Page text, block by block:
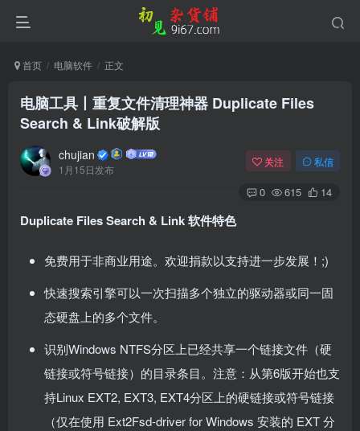
首页 电脑软件 正文
电脑工具丨重复文件清理神器 Duplicate Files
Search & Link破解版
chujian
1月15日发布
关注 私信
0 615 14
Duplicate Files Search & Link 软件特色
免费用于非商业用途。欢迎捐款以支持进一步发展！;)
快速搜索引擎可以一次扫描多个独立的驱动器或同一固
态硬盘上的多个文件。
识别Windows NTFS分区上已经共享一个链接文件（硬
链接或符号链接）的目录条目。注意：从第6版开始也支
持Linux EXT2, EXT3, EXT4分区上的硬链接或符号链接
（仅在使用 Ext2Fsd-driver for Windows 安装的 EXT 分